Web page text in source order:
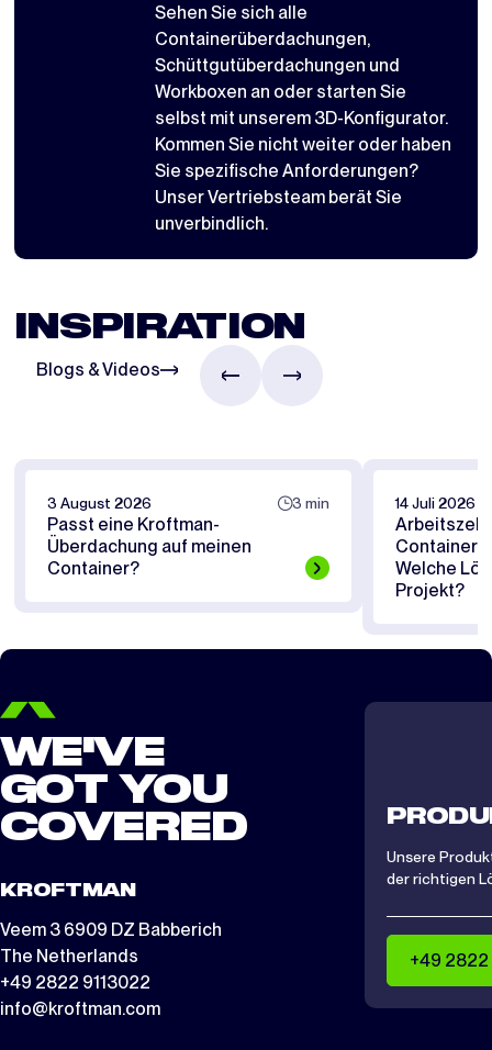
Sehen Sie sich alle
Containerüberdachungen,
Schüttgutüberdachungen und
Workboxen an oder starten Sie
selbst mit unserem 3D-Konfigurator.
Kommen Sie nicht weiter oder haben
Sie spezifische Anforderungen?
Unser Vertriebsteam berät Sie
unverbindlich.
INSPIRATION
Blogs & Videos
3 August 2026 3 min
Passt eine Kroftman-
Überdachung auf meinen
Container?
14 Juli 2026
Arbeitszelt
Welche
Projekt?
WE'VE
GOT YOU
COVERED
KROFTMAN
Veem 3 6909 DZ Babberich
The Netherlands
+49 2822 9113022
info@kroftman.com
Unsere
der richtigen
+49 2822